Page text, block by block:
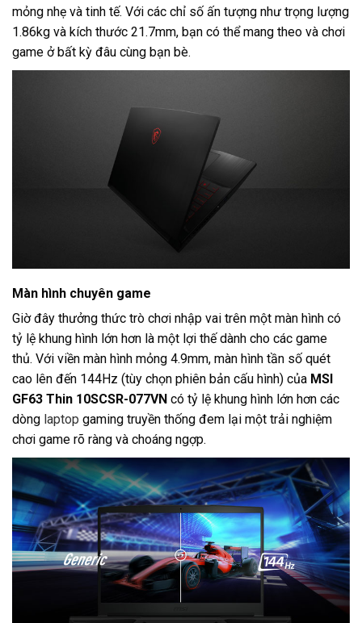
mỏng nhẹ và tinh tế. Với các chỉ số ấn tượng như trọng lượng
1.86kg và kích thước 21.7mm, bạn có thể mang theo và chơi
game ở bất kỳ đâu cùng bạn bè.
Màn hình chuyên game
Giờ đây thưởng thức trò chơi nhập vai trên một màn hình có
tỷ lệ khung hình lớn hơn là một lợi thế dành cho các game
thủ. Với viền màn hình mỏng 4.9mm, màn hình tần số quét
cao lên đến 144Hz (tùy chọn phiên bản cấu hình) của MSI
GF63 Thin 10SCSR-077VN có tỷ lệ khung hình lớn hơn các
dòng laptop gaming truyền thống đem lại một trải nghiệm
chơi game rõ ràng và choáng ngợp.